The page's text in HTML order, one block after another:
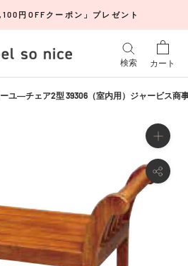
円OFFクーポン」プレゼント
検索 カート
ユ―チェア2型 39306（室内用）ジャービス商